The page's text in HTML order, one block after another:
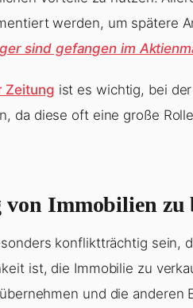
werden, um spätere
sind gefangen im
Zeitung ist es wichtig, bei
da diese oft eine große
Immobilien zu
konfliktträchtig sein,
ist, die Immobilie zu
und die anderen